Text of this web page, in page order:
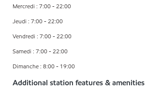
Mercredi : 7:00 - 22:00
Jeudi : 7:00 - 22:00
Vendredi : 7:00 - 22:00
Samedi : 7:00 - 22:00
Dimanche : 8:00 - 19:00
Additional station features & amenities